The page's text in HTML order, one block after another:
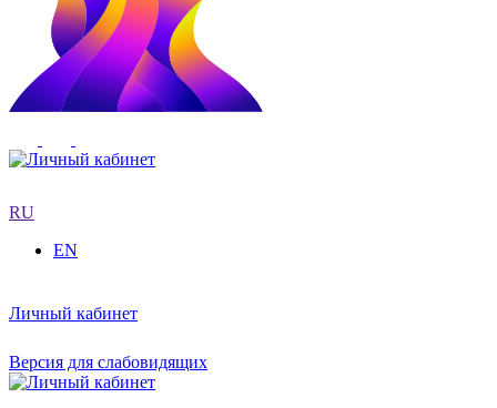
RU
EN
Личный кабинет
Версия для слабовидящих